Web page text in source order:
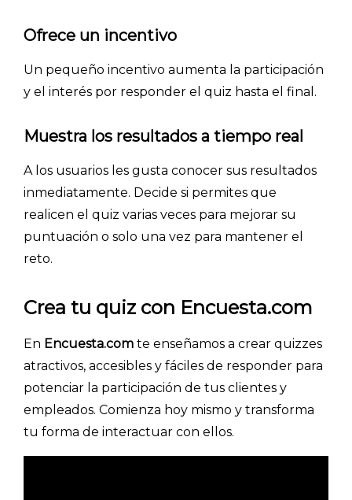
Ofrece un incentivo
Un pequeño incentivo aumenta la participación
y el interés por responder el quiz hasta el final.
Muestra los resultados a tiempo real
A los usuarios les gusta conocer sus resultados
inmediatamente. Decide si permites que
realicen el quiz varias veces para mejorar su
puntuación o solo una vez para mantener el
reto.
Crea tu quiz con Encuesta.com
En Encuesta.com te enseñamos a crear quizzes
atractivos, accesibles y fáciles de responder para
potenciar la participación de tus clientes y
empleados. Comienza hoy mismo y transforma
tu forma de interactuar con ellos.